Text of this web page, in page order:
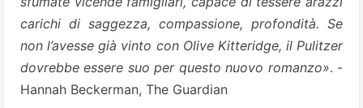
carichi di saggezza, compassione, profondità. Se
non l’avesse già vinto con Olive Kitteridge, il Pulitzer
dovrebbe essere suo per questo nuovo romanzo». -
Hannah Beckerman, The Guardian